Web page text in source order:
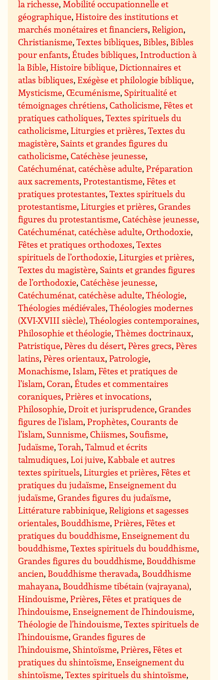
la richesse, Mobilité occupationnelle et
géographique,Histoire des institutions et
marchés monétaires et financiers,Religion,
Christianisme,Textes bibliques, Bibles, Bibles
pour enfants,Études bibliques, Introduction à
la Bible,Histoire biblique,Dictionnaires et
atlas bibliques,Exégèse et philologie biblique,
Mysticisme,Œcuménisme, Spiritualité et
témoignages chrétiens,Catholicisme,Fêtes et
pratiques catholiques,Textes spirituels du
catholicisme,Liturgies et prières,Textes du
magistère, Saints et grandes figures du
catholicisme,Catéchèse jeunesse,
Catéchuménat, catéchèse adulte,Préparation
aux sacrements,Protestantisme,Fêtes et
pratiques protestantes,Textes spirituels du
protestantisme,Liturgies et prières,Grandes
figures du protestantisme,Catéchèse jeunesse,
Catéchuménat, catéchèse adulte,Orthodoxie,
Fêtes et pratiques orthodoxes,Textes
spirituels de l’orthodoxie,Liturgies et prières,
Textes du magistère, Saints et grandes figures
de l’orthodoxie,Catéchèse jeunesse,
Catéchuménat, catéchèse adulte,Théologie,
Théologies médiévales,Théologies modernes
(XVI-XVIII siècle),Théologies contemporaines,
Philosophie et théologie,Thèmes doctrinaux,
Patristique,Pères du désert,Pères grecs,Pères
latins,Pères orientaux,Patrologie,
Monachisme, Islam,Fêtes et pratiques de
l’islam,Coran,Études et commentaires
coraniques,Prières et invocations,
Philosophie,Droit et jurisprudence,Grandes
figures de l’islam,Prophètes,Courants de
l’islam, Sunnisme,Chiismes, Soufisme,
Judaïsme,Torah,Talmud et écrits
talmudiques,Loi juive,Kabbale et autres
textes spirituels,Liturgies et prières,Fêtes et
pratiques du judaïsme,Enseignement du
judaïsme,Grandes figures du judaïsme,
Littérature rabbinique,Religions et sagesses
orientales, Bouddhisme,Prières,Fêtes et
pratiques du bouddhisme,Enseignement du
bouddhisme,Textes spirituels du bouddhisme,
Grandes figures du bouddhisme, Bouddhisme
ancien, Bouddhisme theravada, Bouddhisme
mahayana, Bouddhisme tibétain (vajrayana),
Hindouisme,Prières,Fêtes et pratiques de
l’hindouisme,Enseignement de l’hindouisme,
Théologie de l’hindouisme,Textes spirituels de
l’hindouisme,Grandes figures de
l’hindouisme, Shintoïsme,Prières,Fêtes et
pratiques du shintoïsme,Enseignement du
shintoïsme,Textes spirituels du shintoïsme,